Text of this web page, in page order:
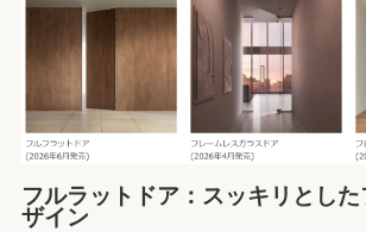
フルラットドア：スッキリとし
ザイン